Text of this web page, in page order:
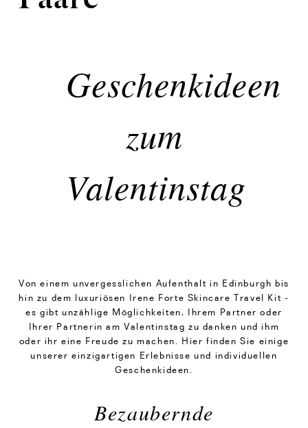
Geschenkideen
zum
Valentinstag
Von einem unvergesslichen Aufenthalt in Edinburgh bis
hin zu dem luxuriösen Irene Forte Skincare Travel Kit -
es gibt unzählige Möglichkeiten, Ihrem Partner oder
Ihrer Partnerin am Valentinstag zu danken und ihm
oder ihr eine Freude zu machen. Hier finden Sie einige
unserer einzigartigen Erlebnisse und individuellen
Geschenkideen.
Bezaubernde